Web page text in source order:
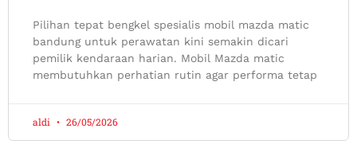
Pilihan tepat bengkel spesialis mobil mazda matic
bandung untuk perawatan kini semakin dicari
pemilik kendaraan harian. Mobil Mazda matic
membutuhkan perhatian rutin agar performa tetap
aldi 26/05/2026